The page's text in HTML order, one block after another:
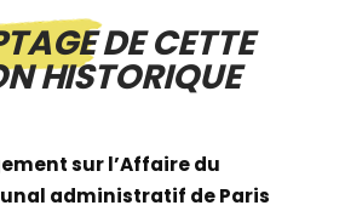
DE CETTE
HISTORIQUE
sur l’Affaire du
administratif de Paris